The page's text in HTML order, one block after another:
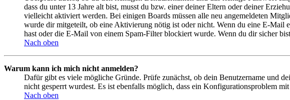
dass du unter 13 Jahre alt bist, musst du bzw. einer deiner Eltern oder deiner
vielleicht aktiviert werden. Bei einigen Boards müssen alle neu angemeldeten
wurde dir mitgeteilt, ob eine Aktivierung nötig ist oder nicht. Wenn du eine E-Mail
hast oder die E-Mail von einem Spam-Filter blockiert wurde. Wenn du dir sicher
Nach oben
Warum kann ich mich nicht anmelden?
Dafür gibt es viele mögliche Gründe. Prüfe zunächst, ob dein Benutzername und
nicht gesperrt wurdest. Es ist ebenfalls möglich, dass ein Konfigurationsproblem
Nach oben